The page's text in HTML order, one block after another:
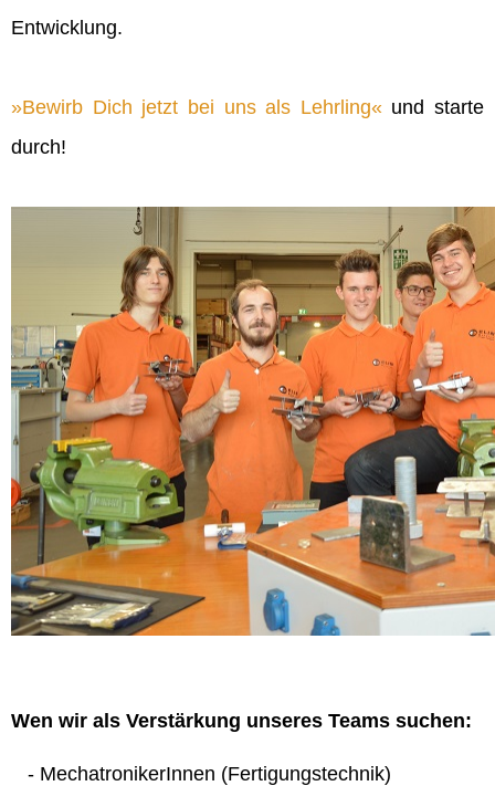
Entwicklung.
Bewirb Dich jetzt bei uns als Lehrling und starte
durch!
Wen wir als Verstärkung unseres Teams suchen:
- MechatronikerInnen (Fertigungstechnik)